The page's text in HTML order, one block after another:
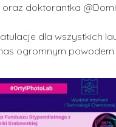
oraz doktorantka
dla wszystkich
ogromnym